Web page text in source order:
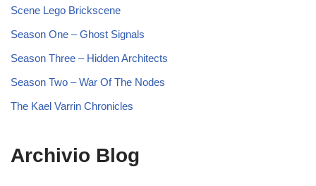
Scene Lego Brickscene
Season One – Ghost Signals
Season Three – Hidden Architects
Season Two – War Of The Nodes
The Kael Varrin Chronicles
Archivio Blog